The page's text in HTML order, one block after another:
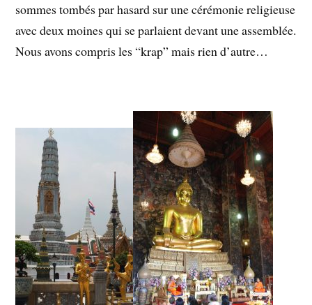
sommes tombés par hasard sur une cérémonie religieuse
avec deux moines qui se parlaient devant une assemblée.
Nous avons compris les “krap” mais rien d’autre…